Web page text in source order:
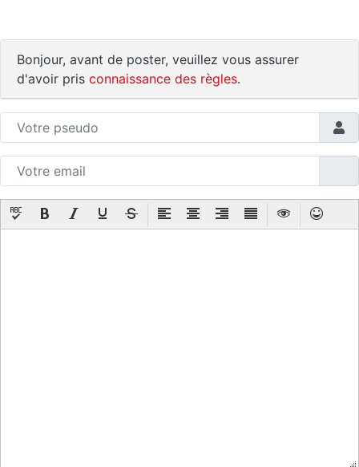
Bonjour, avant de poster, veuillez vous assurer
d'avoir pris connaissance des règles.